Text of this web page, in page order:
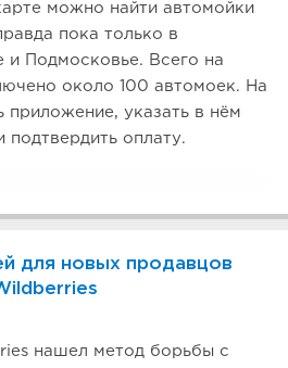
можно найти автомойки
пока только в
и Подмосковье. Всего на
около 100 автомоек. На
приложение, указать в нём
оплату.
для новых продавцов
нашел метод борьбы с